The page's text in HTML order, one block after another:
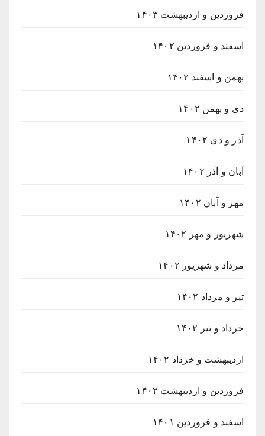
فروردین و اردیبهشت ۱۴۰۳
اسفند و فروردین ۱۴۰۲
بهمن و اسفند ۱۴۰۲
دی و بهمن ۱۴۰۲
آذر و دی ۱۴۰۲
آبان و آذر ۱۴۰۲
مهر و آبان ۱۴۰۲
شهریور و مهر ۱۴۰۲
مرداد و شهریور ۱۴۰۲
تیر و مرداد ۱۴۰۲
خرداد و تیر ۱۴۰۲
اردیبهشت و خرداد ۱۴۰۲
فروردین و اردیبهشت ۱۴۰۲
اسفند و فروردین ۱۴۰۱